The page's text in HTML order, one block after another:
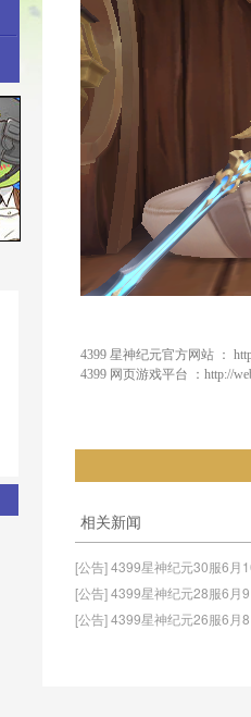
4399 星神纪元官方网站 ：
4399 网页游戏平台 ： http://
相关新闻
[公告] 4399星神纪元30服6月
[公告] 4399星神纪元28服6月
[公告] 4399星神纪元26服6月